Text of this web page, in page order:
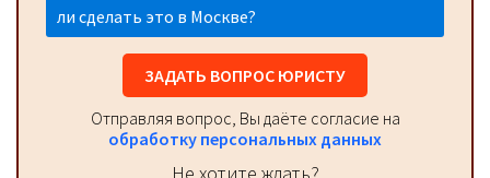
ли сделать это в Москве?
ЗАДАТЬ ВОПРОС ЮРИСТУ
Отправляя вопрос, Вы даёте согласие на
обработку персональных данных